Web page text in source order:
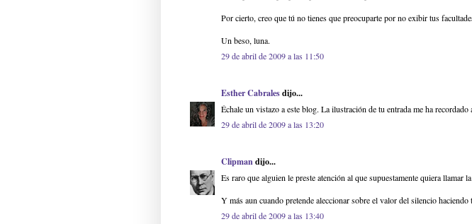
Por cierto, creo que tú no tienes que preocuparte por no exibir tus
Un beso, luna.
29 de abril de 2009 a las 11:50
Esther Cabralesdijo...
Échale un vistazo a este blog. La ilustración de tu entrada me ha recordado
29 de abril de 2009 a las 13:20
Clipmandijo...
Es raro que alguien le preste atención al que supuestamente quiera llamar
Y más aun cuando pretende aleccionar sobre el valor del silencio haciendo
29 de abril de 2009 a las 13:40